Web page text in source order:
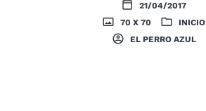
21/04/2017
70 X 70
INICIO
EL PERRO AZUL